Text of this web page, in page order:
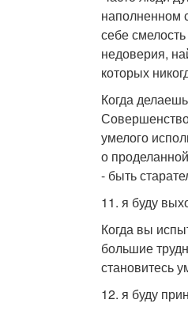
наполненном
себе
недоверия,
которых
Когда
умелого
о
- быть
11. я буду
Когда вы
большие
становитесь
12. я буду